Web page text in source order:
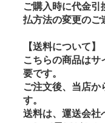
ご購入時に代金引
払方法の変更のご
【送料について】
こちらの商品はサ
要です。
ご注文後、当店か
す。
送料は、運送会社